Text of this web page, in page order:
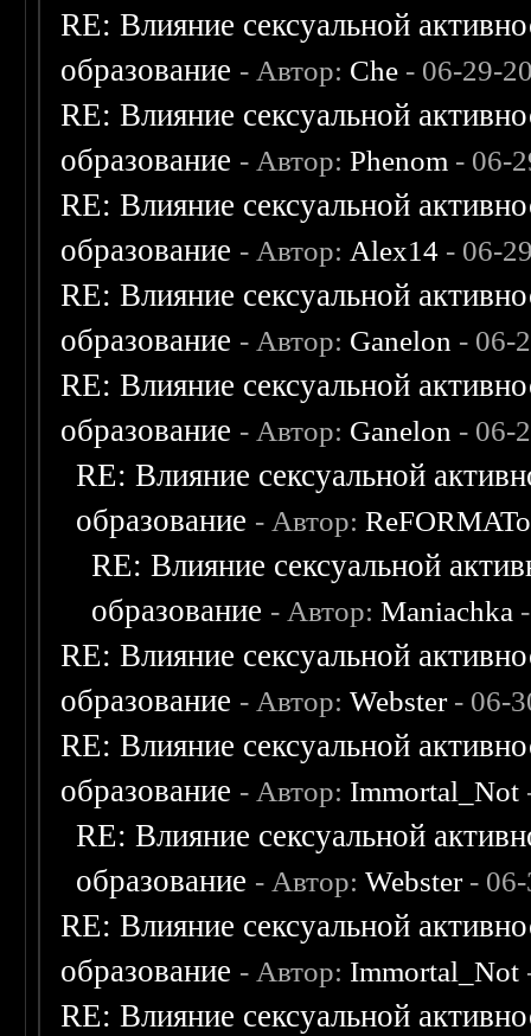
RE: Влияние сексуальной
образование - Автор: Che - 06-29-
RE: Влияние сексуальной
образование - Автор:Phenom - 06-
RE: Влияние сексуальной
образование - Автор: Alex14 - 06-
RE: Влияние сексуальной
образование - Автор: Ganelon - 06-
RE: Влияние сексуальной
образование - Автор: Ganelon - 06-
RE: Влияние сексуальной
образование - Автор:
RE: Влияние сексуальной
образование - Автор:Maniachka
RE: Влияние сексуальной
образование - Автор:Webster- 06-
RE: Влияние сексуальной
образование - Автор: Immortal_Not
RE: Влияние сексуальной
образование - Автор:Webster- 06-
RE: Влияние сексуальной
образование - Автор: Immortal_Not
RE: Влияние сексуальной